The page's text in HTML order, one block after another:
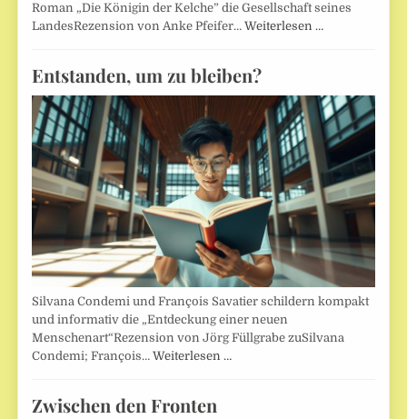
Roman „Die Königin der Kelche” die Gesellschaft seines
LandesRezension von Anke Pfeifer…Weiterlesen …
Entstanden, um zu bleiben?
Silvana Condemi und François Savatier schildern kompakt
und informativ die „Entdeckung einer neuen
Menschenart“Rezension von Jörg Füllgrabe zuSilvana
Condemi; François…Weiterlesen …
Zwischen den Fronten